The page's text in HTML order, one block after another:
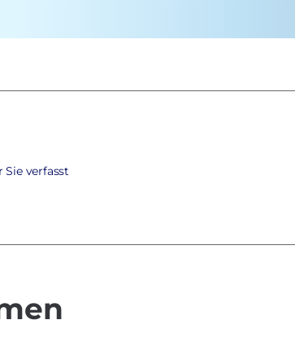
Sie verfasst